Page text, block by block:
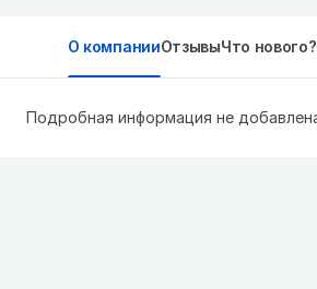
О компанииОтзывыЧто нового?
Подробная информация не